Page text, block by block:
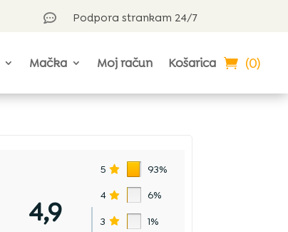
 Podpora strankam 24/7
Mačka Moj račun Košarica (0)
4,9
5 93%
4 6%
3 1%